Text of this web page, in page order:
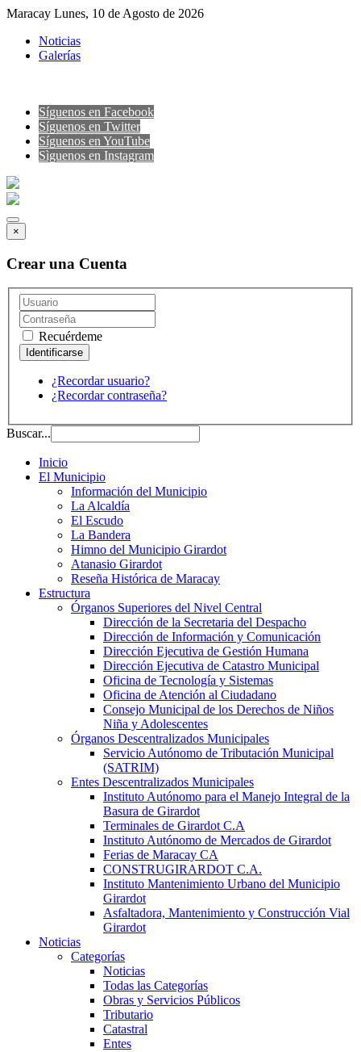
Maracay Lunes, 10 de Agosto de 2026
Noticias
Galerías
Síguenos en Facebook
Síguenos en Twitter
Síguenos en YouTube
Sìguenos en Instagram
×
Crear una Cuenta
Recuérdeme
¿Recordar usuario?
¿Recordar contraseña?
Buscar...
Inicio
El Municipio
Información del Municipio
La Alcaldía
El Escudo
La Bandera
Himno del Municipio Girardot
Atanasio Girardot
Reseña Histórica de Maracay
Estructura
Órganos Superiores del Nivel Central
Dirección de la Secretaria del Despacho
Dirección de Información y Comunicación
Dirección Ejecutiva de Gestión Humana
Dirección Ejecutiva de Catastro Municipal
Oficina de Tecnología y Sistemas
Oficina de Atención al Ciudadano
Consejo Municipal de los Derechos de Niños
Niña y Adolescentes
Órganos Descentralizados Municipales
Servicio Autónomo de Tributación Municipal
(SATRIM)
Entes Descentralizados Municipales
Instituto Autónomo para el Manejo Integral de la
Basura de Girardot
Terminales de Girardot C.A
Instituto Autónomo de Mercados de Girardot
Ferias de Maracay CA
CONSTRUGIRARDOT C.A.
Instituto Mantenimiento Urbano del Municipio
Girardot
Asfaltadora, Mantenimiento y Construcción Vial
Girardot
Noticias
Categorías
Noticias
Todas las Categorías
Obras y Servicios Públicos
Tributario
Catastral
Entes